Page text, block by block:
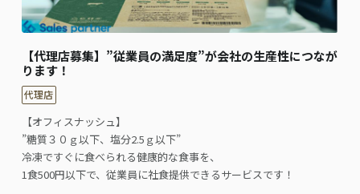
【代理店募集】”従業員の満足度”が会社の生産性につなが
ります！
代理店
【オフィスナッシュ】
”糖質３０ｇ以下、塩分2.5ｇ以下”
冷凍ですぐに食べられる健康的な食事を、
1食500円以下で、従業員に社食提供できるサービスです！